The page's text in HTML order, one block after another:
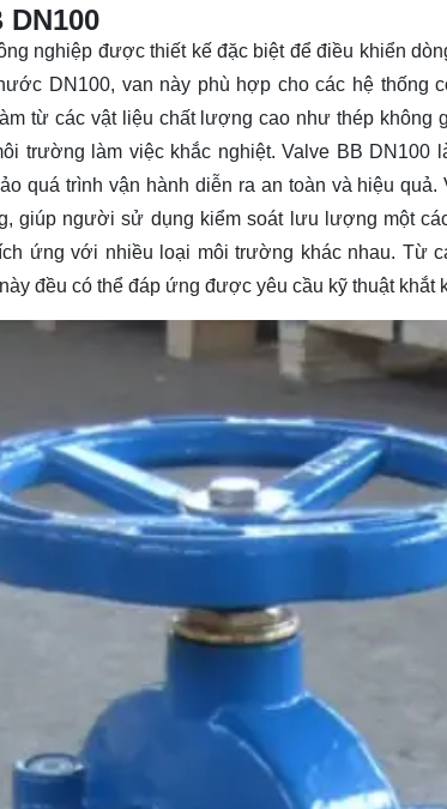
nghiệp được thiết kế đặc biệt để điều khiển
DN100, van này phù hợp cho các hệ thống
từ các vật liệu chất lượng cao như thép không
trường làm việc khắc nghiệt. Valve BB DN100
quá trình vận hành diễn ra an toàn và hiệu
giúp người sử dụng kiểm soát lưu lượng một
ứng với nhiều loại môi trường khác nhau. Từ
đều có thể đáp ứng được yêu cầu kỹ thuật khắt